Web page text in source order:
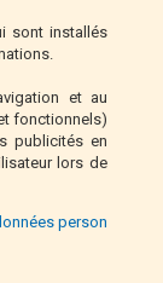
sont installés
et au
fonctionnels)
publicités en
lors de
person